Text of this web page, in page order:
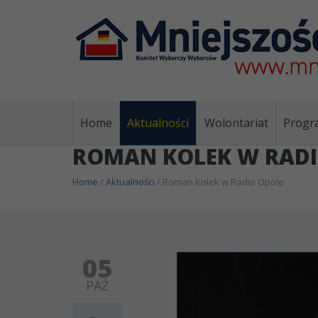
Home Aktualności Wolontariat
ROMAN KOLEK W
Home / Aktualności / Roman Kolek w Radio Opole
05
PAŹ